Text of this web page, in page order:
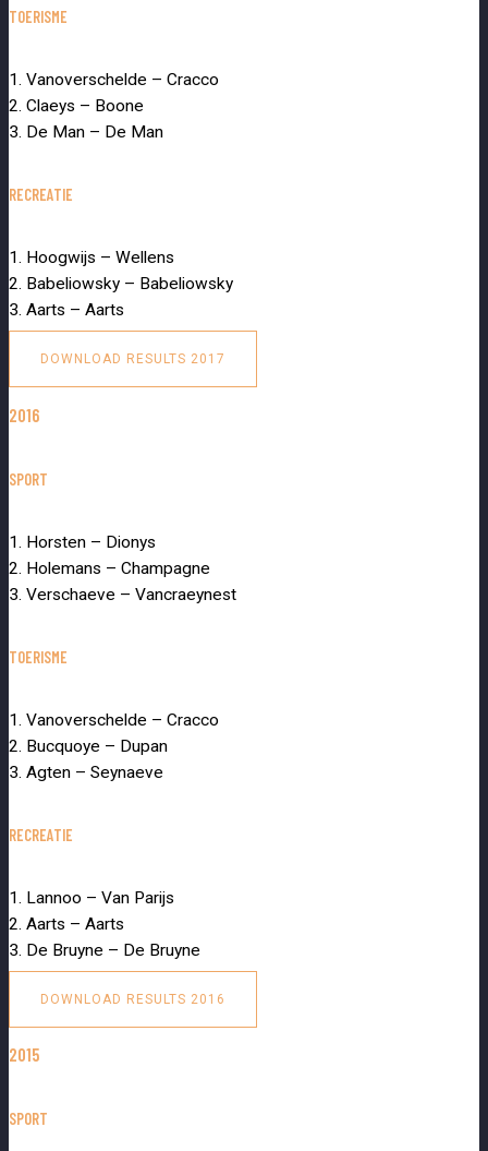
TOERISME
1. Vanoverschelde – Cracco
2. Claeys – Boone
3. De Man – De Man
RECREATIE
1. Hoogwijs – Wellens
2. Babeliowsky – Babeliowsky
3. Aarts – Aarts
DOWNLOAD RESULTS 2017
2016
SPORT
1. Horsten – Dionys
2. Holemans – Champagne
3. Verschaeve – Vancraeynest
TOERISME
1. Vanoverschelde – Cracco
2. Bucquoye – Dupan
3. Agten – Seynaeve
RECREATIE
1. Lannoo – Van Parijs
2. Aarts – Aarts
3. De Bruyne – De Bruyne
DOWNLOAD RESULTS 2016
2015
SPORT